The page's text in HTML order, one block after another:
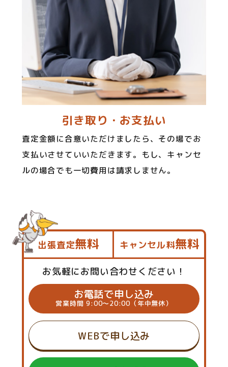
引き取り・お支払い
査定金額に合意いただけましたら、その場でお
支払いさせていいただきます。もし、キャンセ
ルの場合でも一切費用は請求しません。
出張査定無料 キャンセル料無料
お気軽にお問い合わせください！
お電話で申し込み
営業時間 9:00～20:00（年中無休）
WEBで申し込み